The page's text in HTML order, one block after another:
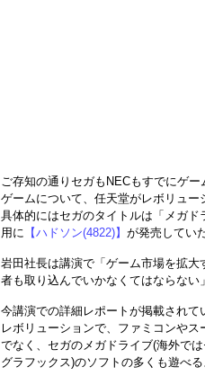
ご存知の通りセガもNECもすでにゲ
ゲームについて、任天堂がレボリュ
具体的にはセガのタイトルは「メガ
用に 【ハドソン(4822)】 が発売してい
岩田社長は講演で「ゲーム市場を拡
者も取り込んでいかなくてはならない
今講演での詳細レポートが掲載されて
レボリューションで、ファミコンや
でなく、セガのメガドライブ(海外で
グラフックス)のソフトの多くも遊べ